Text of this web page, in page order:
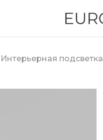
Интерьерная подсветка